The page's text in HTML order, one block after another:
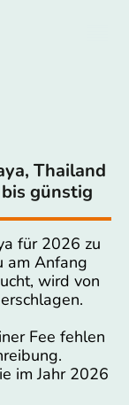
Thailand
günstig
für 2026 zu
am Anfang
wird von
Fee fehlen
im Jahr 2026